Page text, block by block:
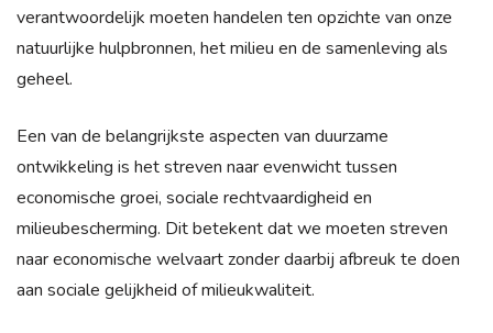
verantwoordelijk moeten handelen ten opzichte van onze
natuurlijke hulpbronnen, het milieu en de samenleving als
geheel.
Een van de belangrijkste aspecten van duurzame
ontwikkeling is het streven naar evenwicht tussen
economische groei, sociale rechtvaardigheid en
milieubescherming. Dit betekent dat we moeten streven
naar economische welvaart zonder daarbij afbreuk te doen
aan sociale gelijkheid of milieukwaliteit.